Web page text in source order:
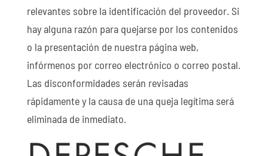
relevantes sobre la identificación del proveedor. Si
hay alguna razón para quejarse por los contenidos
o la presentación de nuestra página web,
infórmenos por correo electrónico o correo postal.
Las disconformidades serán revisadas
rápidamente y la causa de una queja legítima será
eliminada de inmediato.